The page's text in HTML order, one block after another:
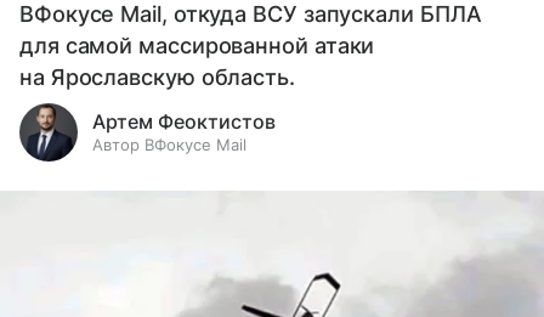
ВФокусе Mail, откуда ВСУ запускали БПЛА
для самой массированной атаки
на Ярославскую область.
Артем Феоктистов
Автор ВФокусе Mail